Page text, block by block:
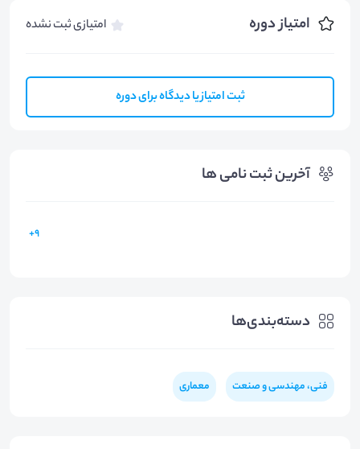
امتیاز دوره امتیازی ثبت نشده
ثبت امتیاز یا دیدگاه برای دوره
آخرین ثبت نامی ها
9+
دسته‌بندی‌ها
فنی، مهندسی و صنعت معماری